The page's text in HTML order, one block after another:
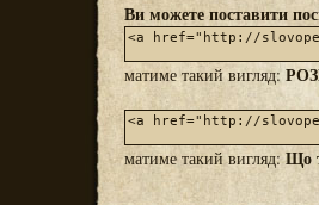
Ви можете поставити
матиме такий вигляд:
матиме такий вигляд:Що